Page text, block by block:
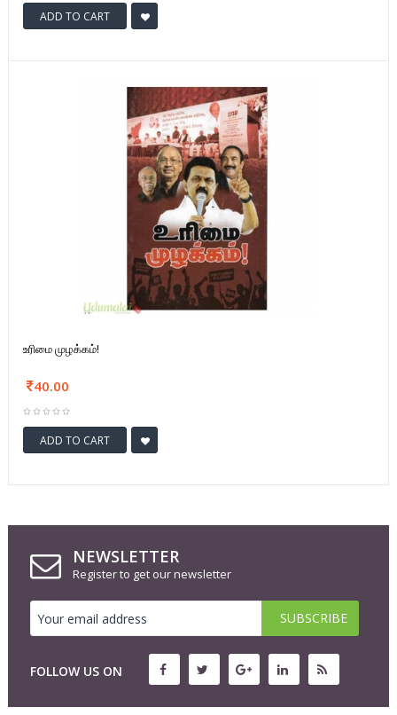
ADD TO CART
உரிமை முழக்கம்!
40.00
ADD TO CART
NEWSLETTER
Register to get our newsletter
FOLLOW US ON